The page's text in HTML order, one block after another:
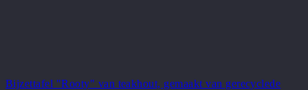
Bijzettafel "Rooty" van teakhout, gemaakt van gerecyclede